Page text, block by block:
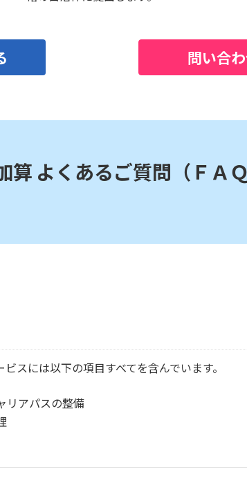
問い合
算 よくあるご質問（ＦＡＱ
スには以下の項目すべてを含んでいます。
リアパスの整備